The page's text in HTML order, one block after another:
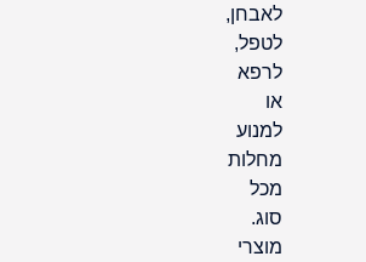
לאבחן,
לטפל,
לרפא
או
למנוע
מחלות
מכל
סוג.
מוצרי